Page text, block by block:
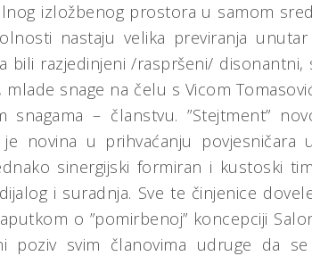
izložbenog prostora u samom
nastaju velika previranja
bili razjedinjeni /raspršeni/
snage na čelu s Vicom
– članstvu. ”Stejtment”
novina u prihvaćanju
sinergijski formiran i kustoski
i suradnja. Sve te činjenice
o ”pomirbenoj” koncepciji
poziv svim članovima udruge da